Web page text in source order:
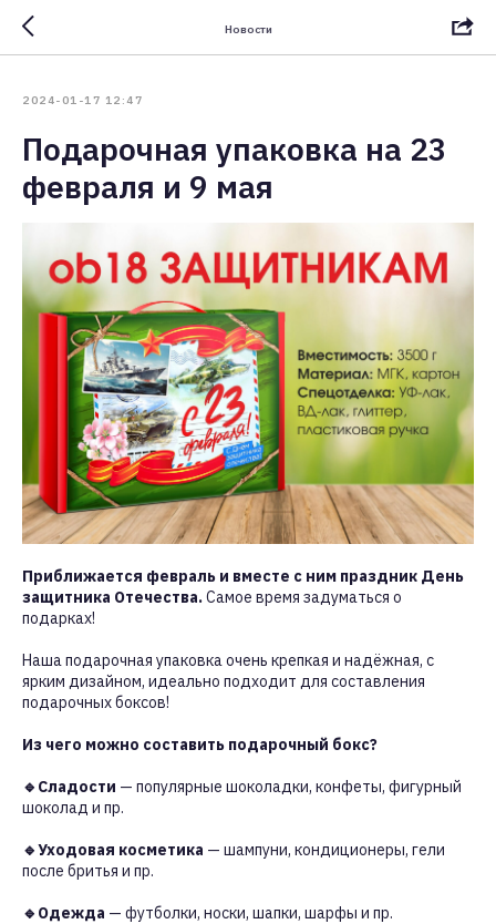
Новости
2024-01-17 12:47
Подарочная упаковка на 23
февраля и 9 мая
Приближается февраль и вместе с ним праздник День
защитника Отечества.Самое время задуматься о
подарках!
Наша подарочная упаковка очень крепкая и надёжная, с
ярким дизайном, идеально подходит для составления
подарочных боксов!
Из чего можно составить подарочный бокс?
🔹Сладости — популярные шоколадки, конфеты, фигурный
шоколад и пр.
🔹Уходовая косметика — шампуни, кондиционеры, гели
после бритья и пр.
🔹Одежда — футболки, носки, шапки, шарфы и пр.